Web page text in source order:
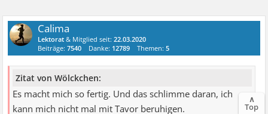
Calima
Lektorat & Mitglied seit:22.03.2020
Beiträge:7540 Danke: 12789 Themen:5
Zitat von Wölckchen:
Es macht mich so fertig. Und das schlimme daran, ich
kann mich nicht mal mit Tavor beruhigen.
∧
Top